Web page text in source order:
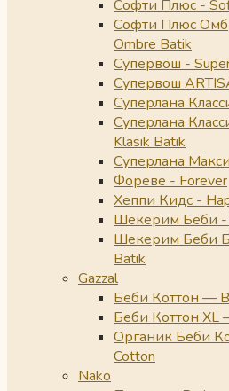
Софти Плюс -
Софти Плюс
Ombre Batik
Супервош -
Супервош
Суперлана
Суперлана
Klasik Batik
Суперлана
Фореве - Forever
Хеппи Кидс -
Шекерим Беби -
Шекерим Беби
Batik
Gazzal
Беби Коттон —
Беби Коттон XL
Органик Беби
Cotton
Nako